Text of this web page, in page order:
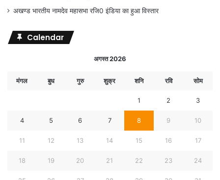
अखण्ड भारतीय नामदेव महासभा रजि0 इंडिया का हुआ विस्तार
Calendar
अगस्त 2026
मंगल बुध गुरु शुक्र शनि रवि सोम
1 2 3
4 5 6 7 8 9 10
11 12 13 14 15 16 17
18 19 20 21 22 23 24